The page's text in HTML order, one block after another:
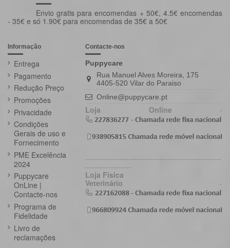
Envio gratis para encomendas + 50€, 4.5€ encomendas
- 35€ e só 1.90€ para encomendas de 35€ a 50€
Informação
Entrega
Pagamento
Redução Preço
Promoções
Privacidade
Condições
Gerais de uso e
Fornecimento
PME Excelência
2024
Puppycare
OnLine |
Contacte-nos
Programa de
Fidelidade
Livro de
reclamações
Contacte-nos
Puppycare
Rua Manuel Alves Moreira, 175
4405-520 Vilar do Paraiso
Online@puppycare.pt
Loja Online -
-----------------------------------------------------
------------------
Loja Física
Veterinário -